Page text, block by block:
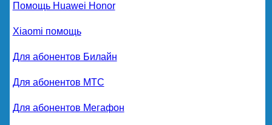
Помощь Huawei Honor
Xiaomi помощь
Для абонентов Билайн
Для абонентов МТС
Для абонентов Мегафон